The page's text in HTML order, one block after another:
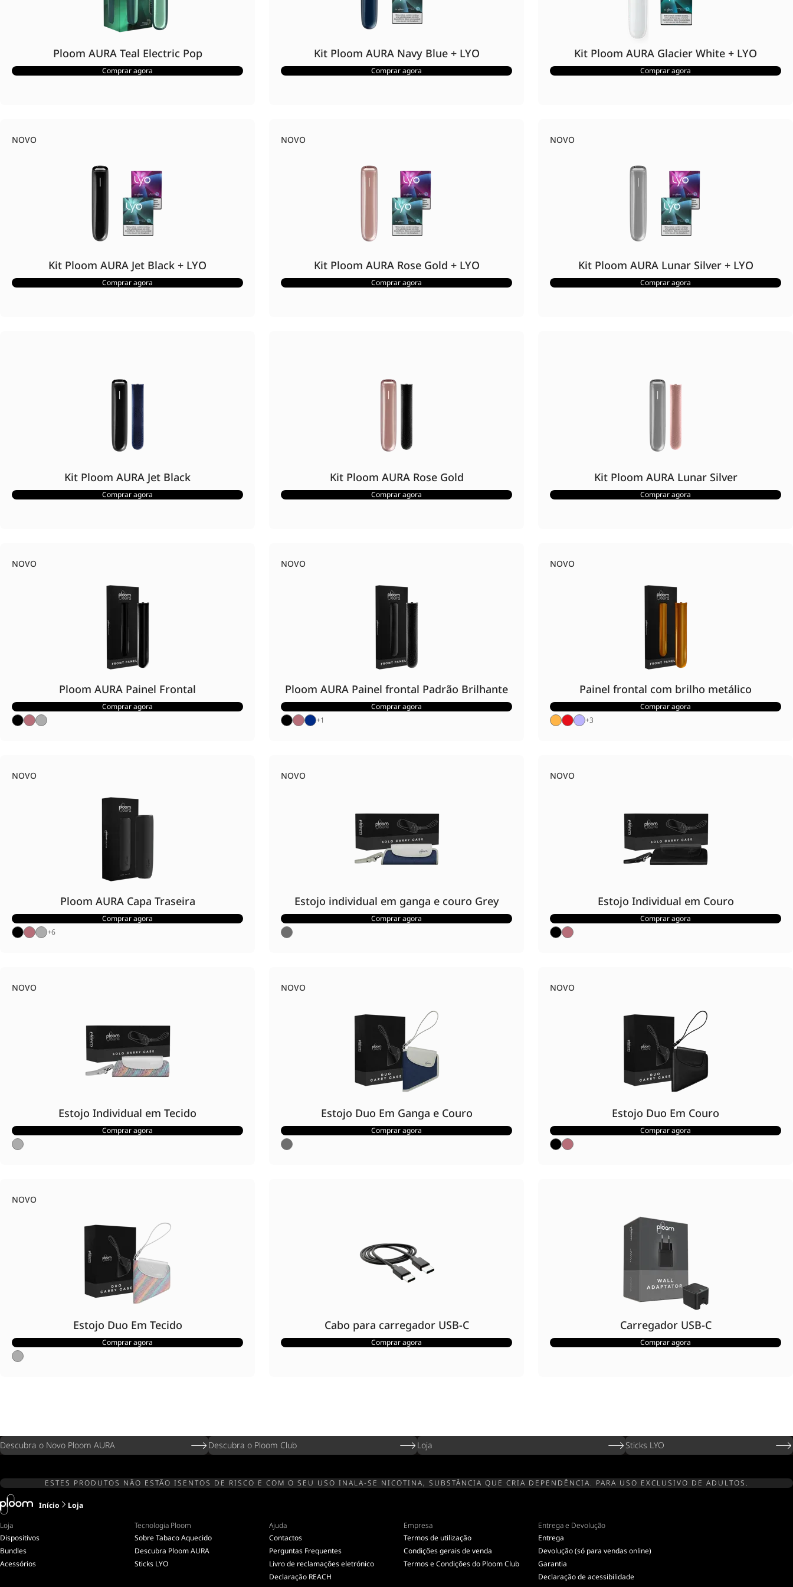
Ploom AURA Teal Electric Pop
Comprar agora
Kit Ploom AURA Navy Blue + LYO
Comprar agora
Kit Ploom AURA Glacier White + LYO
Comprar agora
NOVO
Kit Ploom AURA Jet Black + LYO
Comprar agora
NOVO
Kit Ploom AURA Rose Gold + LYO
Comprar agora
NOVO
Kit Ploom AURA Lunar Silver + LYO
Comprar agora
Kit Ploom AURA Jet Black
Comprar agora
Kit Ploom AURA Rose Gold
Comprar agora
Kit Ploom AURA Lunar Silver
Comprar agora
NOVO
Ploom AURA Painel Frontal
Comprar agora
NOVO
Ploom AURA Painel frontal Padrão Brilhante
Comprar agora
+1
NOVO
Painel frontal com brilho metálico
Comprar agora
+3
NOVO
Ploom AURA Capa Traseira
Comprar agora
+6
NOVO
Estojo individual em ganga e couro Grey
Comprar agora
NOVO
Estojo Individual em Couro
Comprar agora
NOVO
Estojo Individual em Tecido
Comprar agora
NOVO
Estojo Duo Em Ganga e Couro
Comprar agora
NOVO
Estojo Duo Em Couro
Comprar agora
NOVO
Estojo Duo Em Tecido
Comprar agora
Cabo para carregador USB-C
Comprar agora
Carregador USB-C
Comprar agora
Descubra o Novo Ploom AURA Descubra o Ploom Club Loja Sticks LYO
ESTES PRODUTOS NÃO ESTÃO ISENTOS DE RISCO E COM O SEU USO INALA-SE NICOTINA, SUBSTÂNCIA QUE CRIA DEPENDÊNCIA. PARA USO EXCLUSIVO DE ADULTOS.
Início
Loja
Loja
Dispositivos
Bundles
Acessórios
Tecnologia Ploom
Sobre Tabaco Aquecido
Descubra Ploom AURA
Sticks LYO
Ajuda
Contactos
Perguntas Frequentes
Livro de reclamações eletrónico
Declaração REACH
Empresa
Termos de utilização
Condições gerais de venda
Termos e Condições do Ploom Club
Entrega e Devolução
Entrega
Devolução (só para vendas online)
Garantia
Declaração de acessibilidade